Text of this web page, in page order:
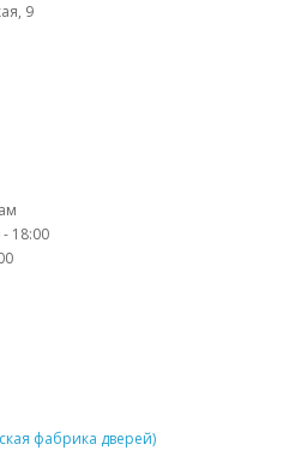
9
18:00
фабрика дверей)